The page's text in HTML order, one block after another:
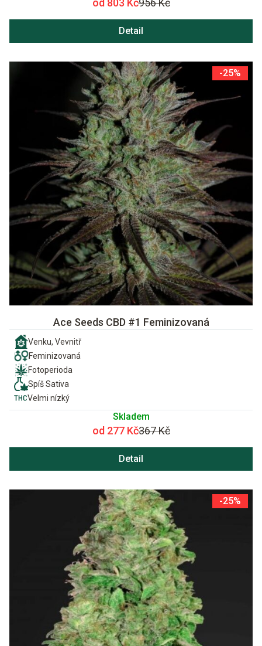
od 803 Kč956 Kč
Detail
-25%
Ace Seeds CBD #1 Feminizovaná
Venku, Vevnitř
Feminizovaná
Fotoperioda
Spíš Sativa
Velmi nízký
Skladem
od 277 Kč367 Kč
Detail
-25%